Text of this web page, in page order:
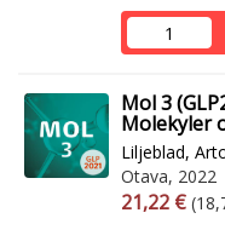
Mol 3
Molekyler
Liljeblad,
Otava, 2022
21,22 €